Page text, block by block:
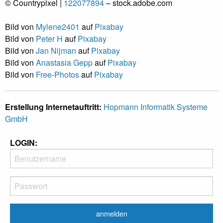
© Countrypixel | 122077894– stock.adobe.com
Bild von Mylene2401 aufPixabay
Bild von Peter H aufPixabay
Bild von Jan Nijman aufPixabay
Bild von Anastasia GeppaufPixabay
Bild von Free-PhotosaufPixabay
Erstellung Internetauftritt: Hopmann Informatik Systeme
GmbH
LOGIN: